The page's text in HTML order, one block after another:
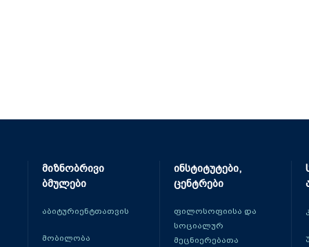
მიზნობრივი
ბმულები
აბიტურიენტთათვის
მობილობა
ინსტიტუტები,
ცენტრები
ფილოსოფიისა და
სოციალურ
მეცნიერებათა